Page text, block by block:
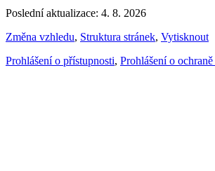
Poslední aktualizace: 4. 8. 2026
Změna vzhledu, Struktura stránek, Vytisknout
Prohlášení o přístupnosti, Prohlášení o